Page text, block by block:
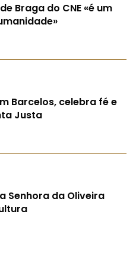
Braga do CNE «é um
Barcelos, celebra fé e
Justa
Senhora da Oliveira